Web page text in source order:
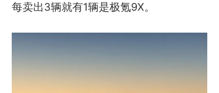
每卖出3辆就有1辆是极氪9X。